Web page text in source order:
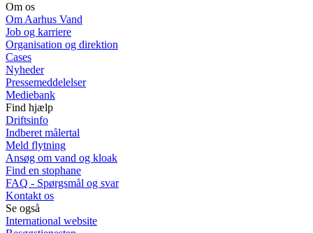
Om os
Om Aarhus Vand
Job og karriere
Organisation og direktion
Cases
Nyheder
Pressemeddelelser
Mediebank
Find hjælp
Driftsinfo
Indberet målertal
Meld flytning
Ansøg om vand og kloak
Find en stophane
FAQ - Spørgsmål og svar
Kontakt os
Se også
International website